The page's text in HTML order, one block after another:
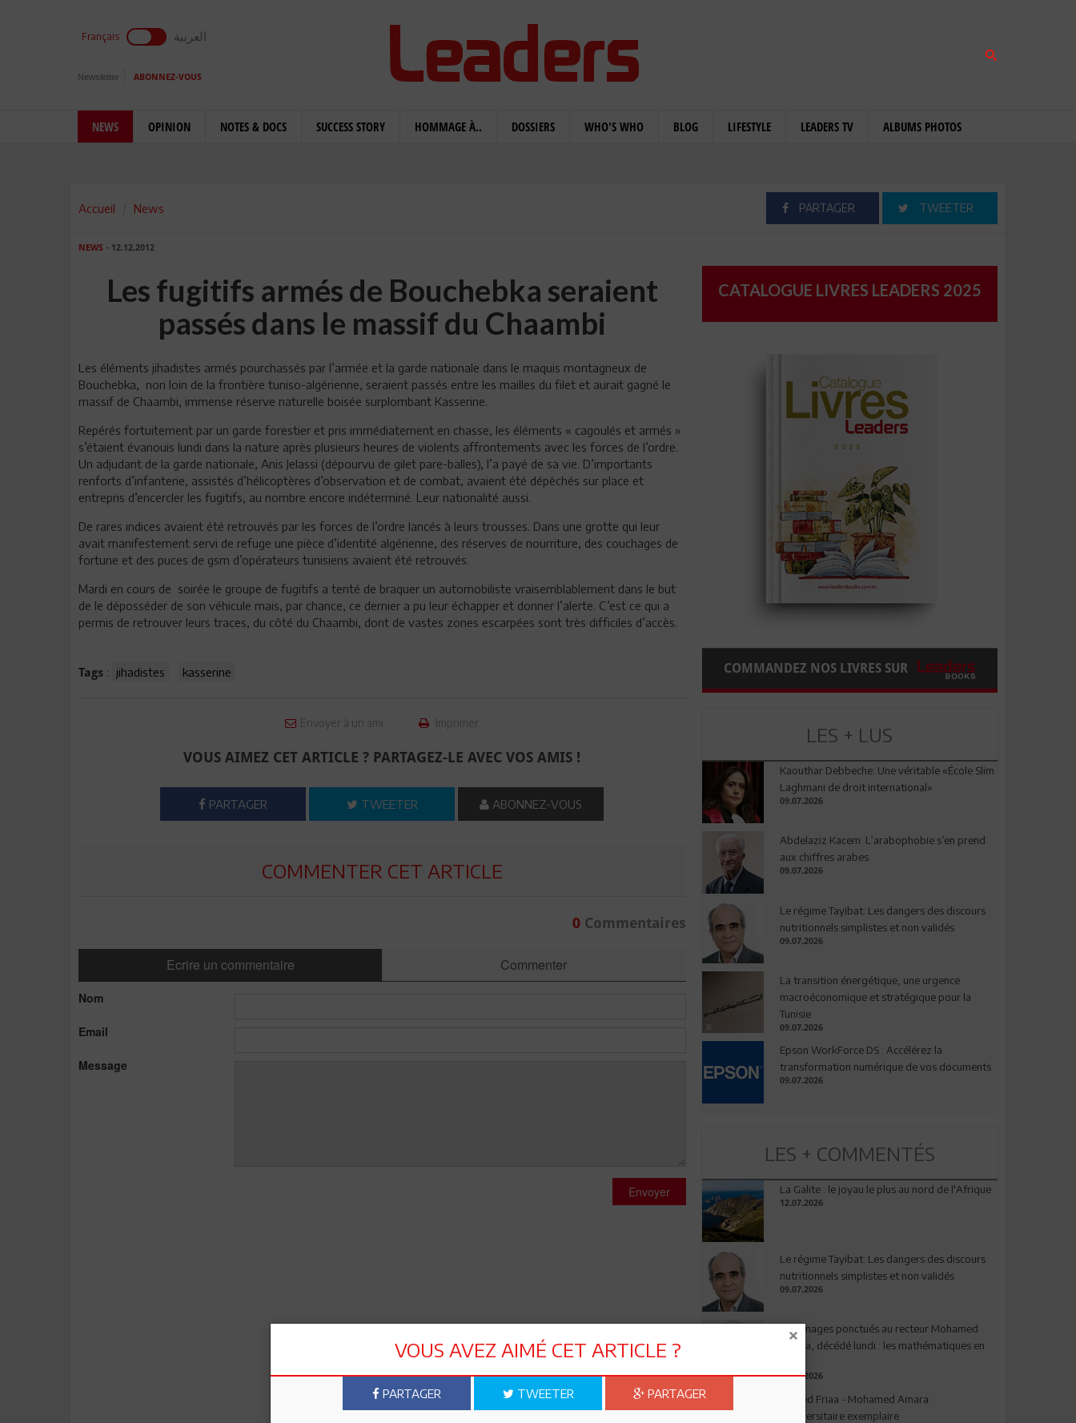
Français العربية
Newsletter ABONNEZ-VOUS
NEWS OPINION NOTES & DOCS SUCCESS STORY HOMMAGE À.. DOSSIERS WHO'S WHO BLOG LIFESTYLE LEADERS TV ALBUMS PHOTOS
Accueil News PARTAGER TWEETER
NEWS - 12.12.2012
Les fugitifs armés de Bouchebka seraient
passés dans le massif du Chaambi
Les éléments jihadistes armés pourchassés par l’armée et la garde nationale dans le maquis montagneux de
Bouchebka, non loin de la frontière tuniso-algérienne, seraient passés entre les mailles du filet et aurait gagné le
massif de Chaambi, immense réserve naturelle boisée surplombant Kasserine.
Repérés fortuitement par un garde forestier et pris immédiatement en chasse, les éléments « cagoulés et armés »
s’étaient évanouis lundi dans la nature après plusieurs heures de violents affrontements avec les forces de l’ordre.
Un adjudant de la garde nationale, Anis Jelassi (dépourvu de gilet pare-balles), l’a payé de sa vie. D’importants
renforts d’infanterie, assistés d’hélicoptères d’observation et de combat, avaient été dépêchés sur place et
entrepris d’encercler les fugitifs, au nombre encore indéterminé. Leur nationalité aussi.
De rares indices avaient été retrouvés par les forces de l’ordre lancés à leurs trousses. Dans une grotte qui leur
avait manifestement servi de refuge une pièce d’identité algérienne, des réserves de nourriture, des couchages de
fortune et des puces de gsm d’opérateurs tunisiens avaient été retrouvés.
Mardi en cours de soirée le groupe de fugitifs a tenté de braquer un automobiliste vraisemblablement dans le but
de le déposséder de son véhicule mais, par chance, ce dernier a pu leur échapper et donner l’alerte. C’est ce qui a
permis de retrouver leurs traces, du côté du Chaambi, dont de vastes zones escarpées sont très difficiles d’accès.
Tags : jihadistes kasserine
Envoyer à un ami Imprimer
VOUS AIMEZ CET ARTICLE ? PARTAGEZ-LE AVEC VOS AMIS !
PARTAGER TWEETER ABONNEZ-VOUS
COMMENTER CET ARTICLE
0Commentaires
Ecrire un commentaire Commenter
Nom
Email
Message
Envoyer
CATALOGUE LIVRES LEADERS 2025
COMMANDEZ NOS LIVRES SUR
LES + LUS
Kaouthar Debbeche: Une véritable «École Slim
Laghmani de droit international»
09.07.2026
Abdelaziz Kacem: L’arabophobie s’en prend
aux chiffres arabes
09.07.2026
Le régime Tayibat: Les dangers des discours
nutritionnels simplistes et non validés
09.07.2026
La transition énergétique, une urgence
macroéconomique et stratégique pour la
Tunisie
09.07.2026
Epson WorkForce DS : Accélérez la
transformation numérique de vos documents
09.07.2026
LES + COMMENTÉS
La Galite : le joyau le plus au nord de l'Afrique
12.07.2026
Le régime Tayibat: Les dangers des discours
nutritionnels simplistes et non validés
09.07.2026
Hommages ponctués au recteur Mohamed
Amara, décédé lundi : les mathématiques en
03.08.2026
Ahmed Friaa - Mohamed Amara:
l’Universitaire exemplaire
VOUS AVEZ AIMÉ CET ARTICLE ?
PARTAGER TWEETER PARTAGER